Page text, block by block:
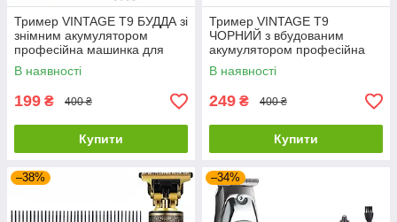
Тример VINTAGE Т9 БУДДА зі
знімним акумулятором
професійна машинка для
стрижки волосся вусів та
бороди
В наявності
199 ₴ 400 ₴
Купити
Тример VINTAGE Т9
ЧОРНИЙ з вбудованим
акумулятором професійна
машинка для стрижки
волосся вусів та бороди
В наявності
249 ₴ 400 ₴
Купити
–38% –34%